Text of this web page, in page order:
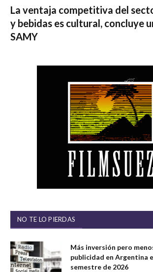
La ventaja competitiva del
y bebidas es cultural, concluye
SAMY
NO TE LO PIERDAS
Más inversión pero
publicidad en Argentina
semestre de 2026